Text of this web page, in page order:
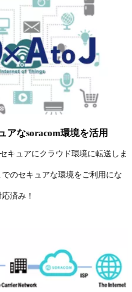
アなsoracom環境を活用
キュアにクラウド環境に転送しま
のセキュアな環境をご利用にな
済み！